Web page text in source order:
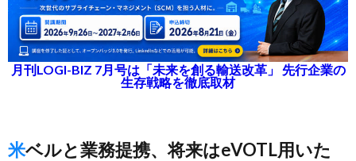
月刊LOGI-BIZ 7月号は「未来を創る輸送改革」 先行企業の
生存戦略を徹底取材
米ベルと業務提携、将来はeVOTL用いた